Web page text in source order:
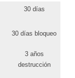
30 días
30 días bloqueo
3 años
destrucción